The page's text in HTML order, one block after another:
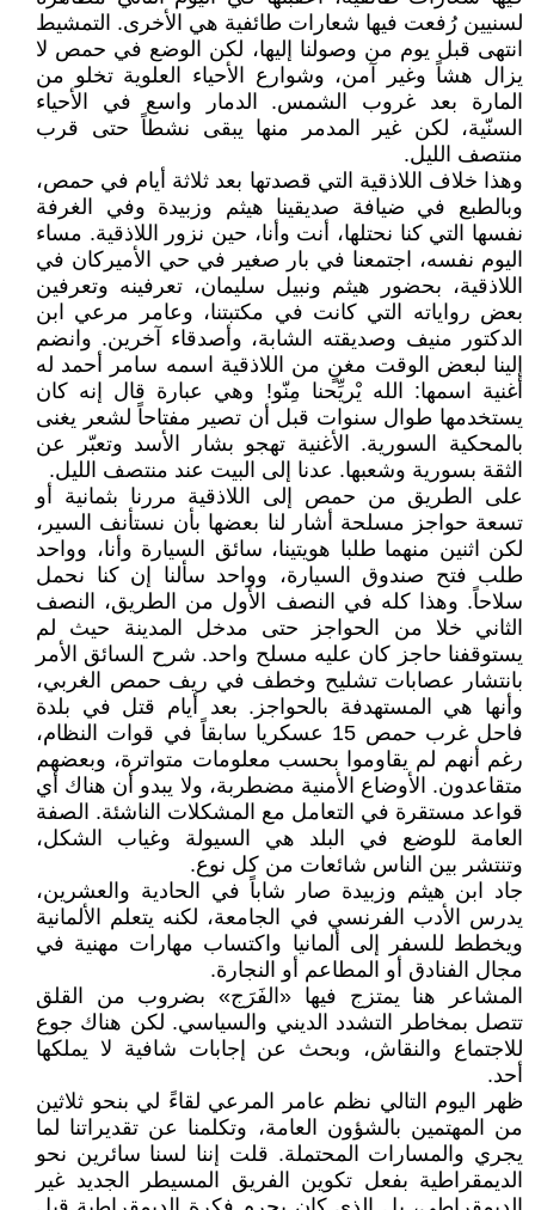
لسنيين رُفعت فيها شعارات طائفية هي الأخرى. التمشيط
انتهى قبل يوم من وصولنا إليها، لكن الوضع في حمص لا
يزال هشاً وغير آمن، وشوارع الأحياء العلوية تخلو من
المارة بعد غروب الشمس. الدمار واسع في الأحياء
السنّية، لكن غير المدمر منها يبقى نشطاً حتى قرب
منتصف الليل.
وهذا خلاف اللاذقية التي قصدتها بعد ثلاثة أيام في حمص،
وبالطبع في ضيافة صديقينا هيثم وزبيدة وفي الغرفة
نفسها التي كنا نحتلها، أنت وأنا، حين نزور اللاذقية. مساء
اليوم نفسه، اجتمعنا في بار صغير في حي الأميركان في
اللاذقية، بحضور هيثم ونبيل سليمان، تعرفينه وتعرفين
بعض رواياته التي كانت في مكتبتنا، وعامر مرعي ابن
الدكتور منيف وصديقته الشابة، وأصدقاء آخرين. وانضم
إلينا لبعض الوقت مغنٍ من اللاذقية اسمه سامر أحمد له
أغنية اسمها: الله يْريِّحنا مِنّو! وهي عبارة قال إنه كان
يستخدمها طوال سنوات قبل أن تصير مفتاحاً لشعر يغنى
بالمحكية السورية. الأغنية تهجو بشار الأسد وتعبّر عن
الثقة بسورية وشعبها. عدنا إلى البيت عند منتصف الليل.
على الطريق من حمص إلى اللاذقية مررنا بثمانية أو
تسعة حواجز مسلحة أشار لنا بعضها بأن نستأنف السير،
لكن اثنين منهما طلبا هويتينا، سائق السيارة وأنا، وواحد
طلب فتح صندوق السيارة، وواحد سألنا إن كنا نحمل
سلاحاً. وهذا كله في النصف الأول من الطريق، النصف
الثاني خلا من الحواجز حتى مدخل المدينة حيث لم
يستوقفنا حاجز كان عليه مسلح واحد. شرح السائق الأمر
بانتشار عصابات تشليح وخطف في ريف حمص الغربي،
وأنها هي المستهدفة بالحواجز. بعد أيام قتل في بلدة
فاحل غرب حمص 15 عسكريا سابقاً في قوات النظام،
رغم أنهم لم يقاوموا بحسب معلومات متواترة، وبعضهم
متقاعدون. الأوضاع الأمنية مضطربة، ولا يبدو أن هناك أي
قواعد مستقرة في التعامل مع المشكلات الناشئة. الصفة
العامة للوضع في البلد هي السيولة وغياب الشكل،
وتنتشر بين الناس شائعات من كل نوع.
جاد ابن هيثم وزبيدة صار شاباً في الحادية والعشرين،
يدرس الأدب الفرنسي في الجامعة، لكنه يتعلم الألمانية
ويخطط للسفر إلى ألمانيا واكتساب مهارات مهنية في
مجال الفنادق أو المطاعم أو النجارة.
المشاعر هنا يمتزج فيها «الفَرَج» بضروب من القلق
تتصل بمخاطر التشدد الديني والسياسي. لكن هناك جوع
للاجتماع والنقاش، وبحث عن إجابات شافية لا يملكها
أحد.
ظهر اليوم التالي نظم عامر المرعي لقاءً لي بنحو ثلاثين
من المهتمين بالشؤون العامة، وتكلمنا عن تقديراتنا لما
يجري والمسارات المحتملة. قلت إننا لسنا سائرين نحو
الديمقراطية بفعل تكوين الفريق المسيطر الجديد غير